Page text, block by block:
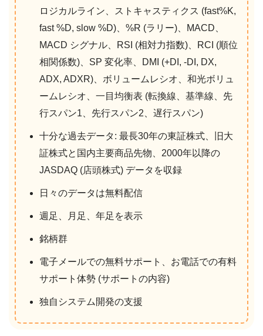
ロジカルライン、ストキャスティクス (fast%K,
fast %D, slow %D)、%R (ラリー)、MACD、
MACD シグナル、RSI (相対力指数)、RCI (順位
相関係数)、SP 変化率、DMI (+DI, -DI, DX,
ADX, ADXR)、ボリュームレシオ、和光ボリュ
ームレシオ、一目均衡表 (転換線、基準線、先
行スパン1、先行スパン2、遅行スパン)
十分な過去データ: 最長30年の東証株式、旧大
証株式と国内主要商品先物、2000年以降の
JASDAQ (店頭株式) データを収録
日々のデータは無料配信
週足、月足、年足を表示
銘柄群
電子メールでの無料サポート、お電話での有料
サポート体勢 (サポートの内容)
独自システム開発の支援